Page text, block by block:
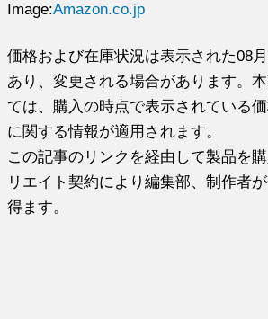
Image:Amazon.co.jp
価格および在庫状況は表示された08
あり、変更される場合があります。
ては、購入の時点で表示されている
に関する情報が適用されます。
この記事のリンクを経由して製品を
リエイト契約により編集部、制作者
得ます。